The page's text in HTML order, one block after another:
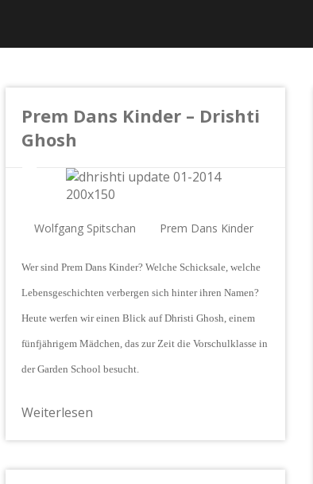
Prem Dans Kinder – Drishti
Ghosh
Wolfgang Spitschan Prem Dans Kinder
Wer sind Prem Dans Kinder? Welche Schicksale, welche
Lebensgeschichten verbergen sich hinter ihren Namen?
Heute werfen wir einen Blick auf Dhristi Ghosh, einem
fünfjährigem Mädchen, das zur Zeit die Vorschulklasse in
der Garden School besucht.
Weiterlesen